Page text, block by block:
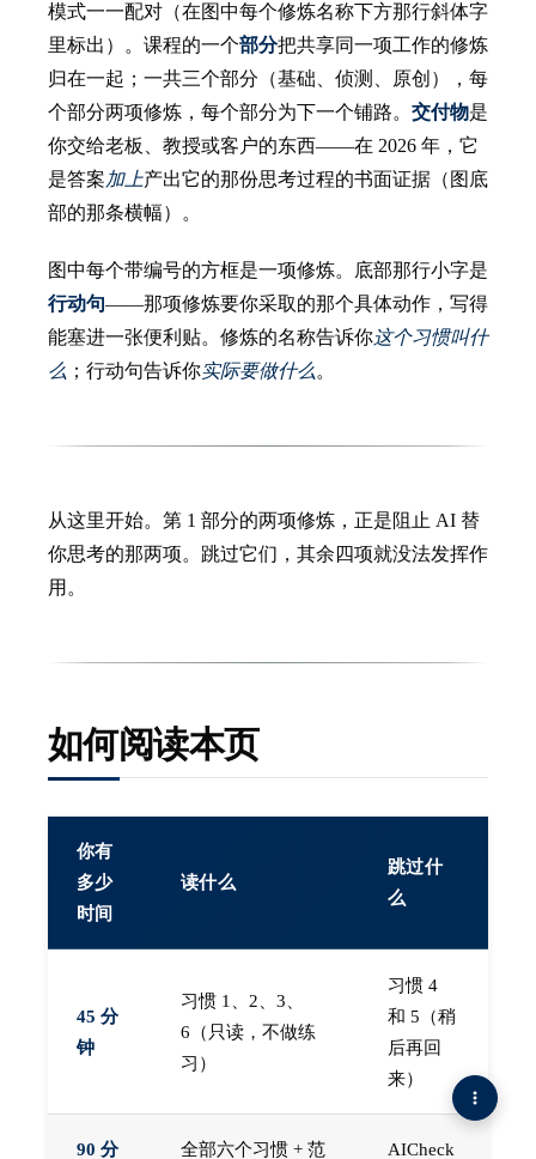
模式一一配对（在图中每个修炼名称下方那行斜体字
里标出）。课程的一个部分把共享同一项工作的修炼
归在一起；一共三个部分（基础、侦测、原创），每
个部分两项修炼，每个部分为下一个铺路。 交付物是
你交给老板、教授或客户的东西——在 2026 年，它
是答案加上产出它的那份思考过程的书面证据（图底
部的那条横幅）。
图中每个带编号的方框是一项修炼。底部那行小字是
行动句——那项修炼要你采取的那个具体动作，写得
能塞进一张便利贴。修炼的名称告诉你这个习惯叫什
么 ；行动句告诉你实际要做什么。
从这里开始。第 1 部分的两项修炼，正是阻止 AI 替
你思考的那两项。跳过它们，其余四项就没法发挥作
用。
如何阅读本页
你有
多少
时间
读什么
跳过什
么
45 分
钟
习惯 1、2、3、
6（只读，不做练
习）
习惯 4
和 5（稍
后再回
来）
90 分 全部六个习惯 + 范 AICheck